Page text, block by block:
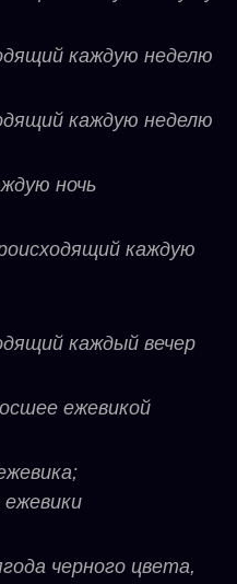
каждую неделю
каждую неделю
ночь
каждую
каждый вечер
ежевикой
черного цвета,